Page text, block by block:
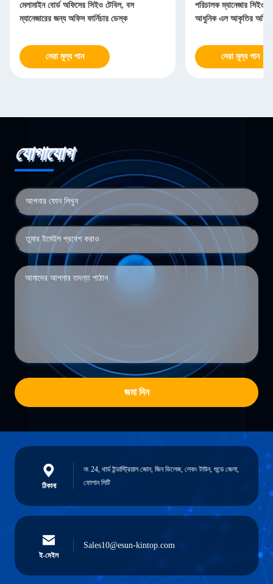
মেলামাইন বোর্ড অফিসের সিইও টেবিল, বস
ম্যানেজারের জন্য অফিস ফার্নিচার ডেস্ক
সেরা মূল্য পান
পরিচালক ম্যানেজার
আধুনিক এল আকৃতির
সেরা মূল্য পান
যোগাযোগ
জমা দিন
ঠিকানা
নং 24, থার্ড ইন্ডাস্ট্রিয়াল জোন, জিন ভিলেজ, লেকং টাউন, শুন্ডে জেলা,
ফোশান সিটি
ই-মেইল
Sales10@esun-kintop.com